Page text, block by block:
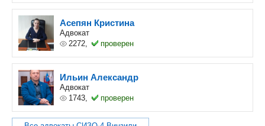
Асепян Кристина
Адвокат
2272,
проверен
Ильин Александр
Адвокат
1743,
проверен